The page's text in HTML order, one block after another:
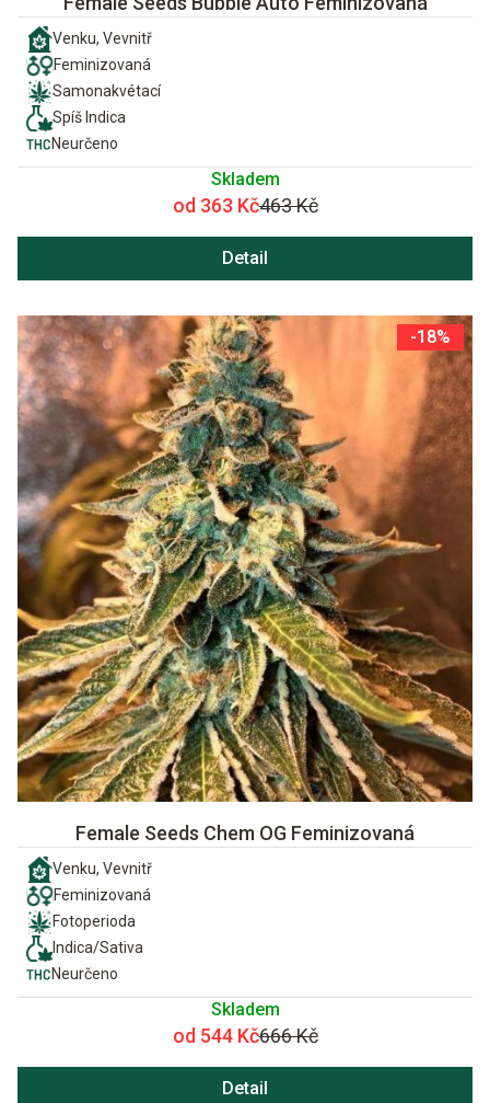
Venku, Vevnitř
Feminizovaná
Samonakvétací
Spíš Indica
Neurčeno
Skladem
od 363 Kč463 Kč
Detail
-18%
Female Seeds Chem OG Feminizovaná
Venku, Vevnitř
Feminizovaná
Fotoperioda
Indica/Sativa
Neurčeno
Skladem
od 544 Kč666 Kč
Detail